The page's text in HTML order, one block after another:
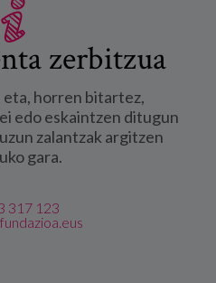
zerbitzua
eta, horren bitartez,
edo eskaintzen ditugun
zalantzak argitzen
gara.
317 123